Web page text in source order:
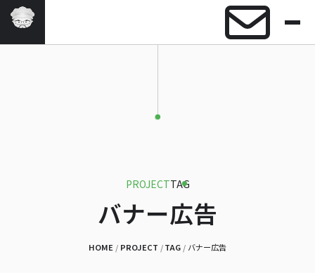
FAQ
PROJECTTAG
バナー広告
HOME PROJECT TAG バナー広告